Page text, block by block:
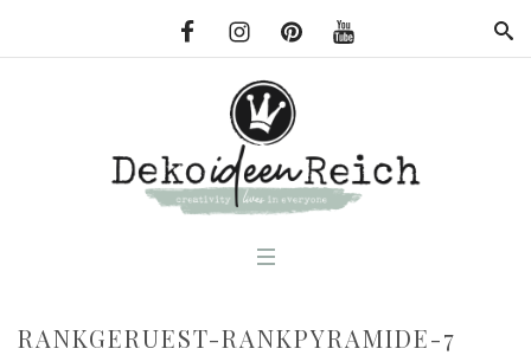
RANKGERUEST-RANKPYRAMIDE-7